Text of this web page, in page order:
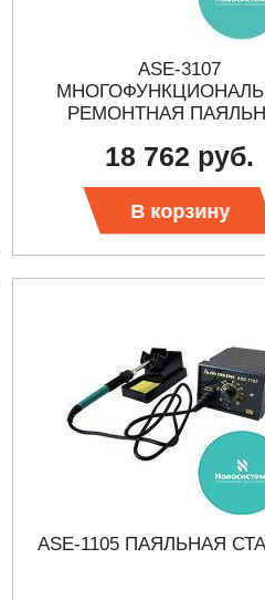
ZVH8, АНАЛИЗАТОР
ASE-3107
РЕМОНТНАЯ
18 762 руб.
В корзину
ASE-1105 ПАЯЛЬНАЯ